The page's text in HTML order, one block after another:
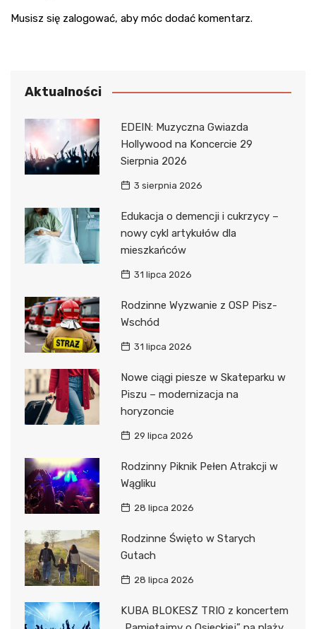
Musisz się zalogować, aby móc dodać komentarz.
Aktualności
EDEIN: Muzyczna Gwiazda
Hollywood na Koncercie 29
Sierpnia 2026
3 sierpnia 2026
Edukacja o demencji i cukrzycy –
nowy cykl artykułów dla
mieszkańców
31 lipca 2026
Rodzinne Wyzwanie z OSP Pisz-
Wschód
31 lipca 2026
Nowe ciągi piesze w Skateparku w
Piszu – modernizacja na
horyzoncie
29 lipca 2026
Rodzinny Piknik Pełen Atrakcji w
Wągliku
28 lipca 2026
Rodzinne Święto w Starych
Gutach
28 lipca 2026
KUBA BLOKESZ TRIO z koncertem